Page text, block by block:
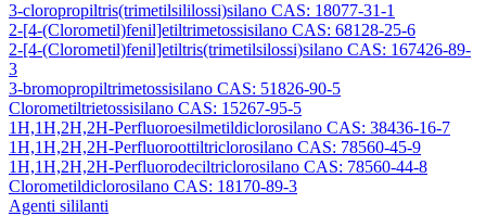
3-cloropropiltris(trimetilsililossi)silano CAS: 18077-31-1
2-[4-(Clorometil)fenil]etiltrimetossisilano CAS: 68128-25-6
2-[4-(Clorometil)fenil]etiltris(trimetilsilossi)silano CAS: 167426-89-
3
3-bromopropiltrimetossisilano CAS: 51826-90-5
Clorometiltrietossisilano CAS: 15267-95-5
1H,1H,2H,2H-Perfluoroesilmetildiclorosilano CAS: 38436-16-7
1H,1H,2H,2H-Perfluoroottiltriclorosilano CAS: 78560-45-9
1H,1H,2H,2H-Perfluorodeciltriclorosilano CAS: 78560-44-8
Clorometildiclorosilano CAS: 18170-89-3
Agenti sililanti